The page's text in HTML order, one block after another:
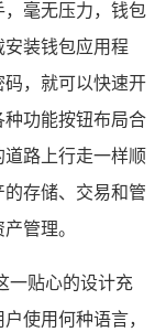
毫无压力，钱包
装钱包应用程
，就可以快速开
功能按钮布局合
路上行走一样顺
存储、交易和管
管理。
一贴心的设计充
使用何种语言，